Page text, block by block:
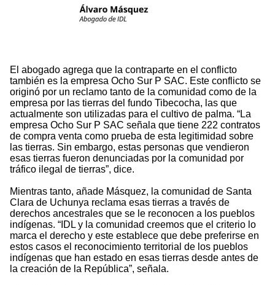
El abogado agrega que la contraparte en el conflicto
también es la empresa Ocho Sur P SAC. Este conflicto se
originó por un reclamo tanto de la comunidad como de la
empresa por las tierras del fundo Tibecocha, las que
actualmente son utilizadas para el cultivo de palma. “La
empresa Ocho Sur P SAC señala que tiene 222 contratos
de compra venta como prueba de esta legitimidad sobre
las tierras. Sin embargo, estas personas que vendieron
esas tierras fueron denunciadas por la comunidad por
tráfico ilegal de tierras”, dice.
Mientras tanto, añade Másquez, la comunidad de Santa
Clara de Uchunya reclama esas tierras a través de
derechos ancestrales que se le reconocen a los pueblos
indígenas. “IDL y la comunidad creemos que el criterio lo
marca el derecho y este establece que debe preferirse en
estos casos el reconocimiento territorial de los pueblos
indígenas que han estado en esas tierras desde antes de
la creación de la República”, señala.